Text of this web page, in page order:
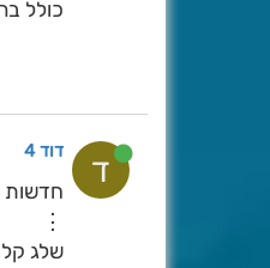
כולל
ד דוד 4
חדשות
⋮
שלג